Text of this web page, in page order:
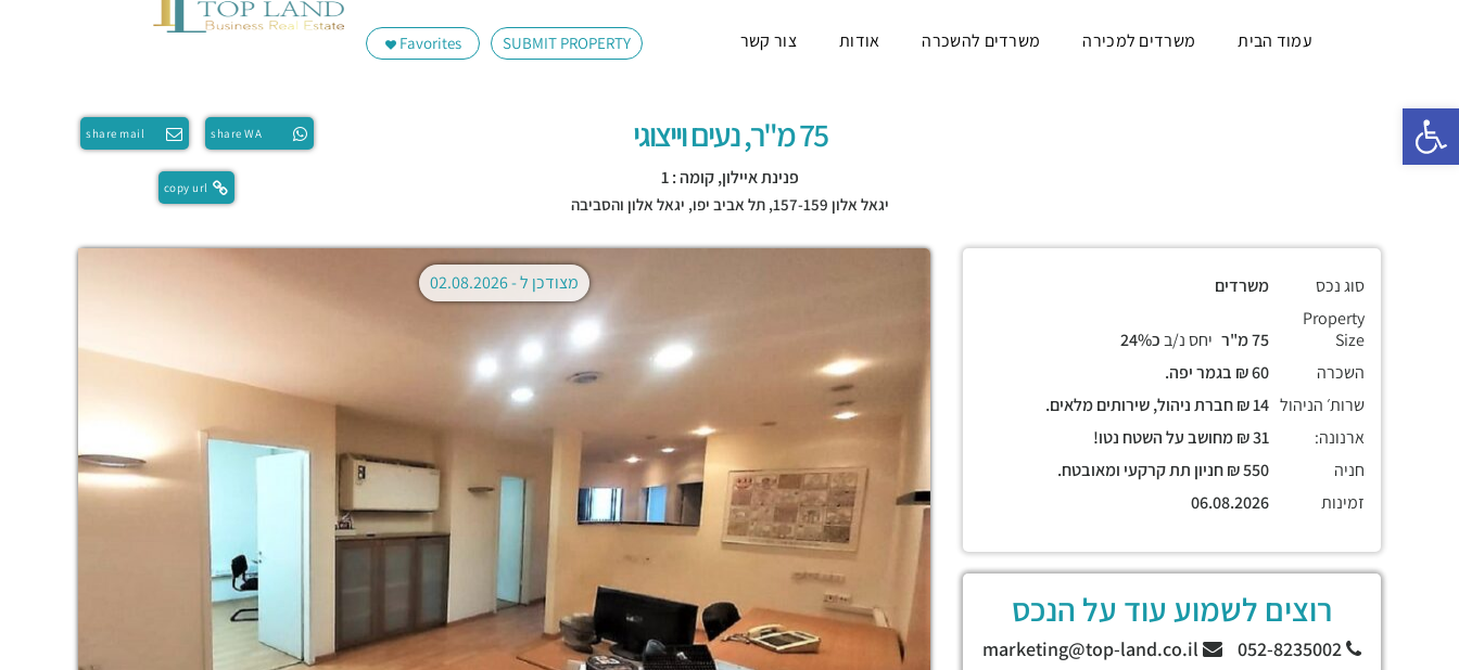
פתח סרגל נגישות
SUBMIT PROPERTY
Favorites עמוד הבית משרדים למכירה משרדים להשכרה אודות צור קשר
share WA
share mail
copy url
75 מ"ר, נעים וייצוגי
פנינת איילון, קומה : 1
יגאל אלון 157-159, תל אביב יפו, יגאל אלון והסביבה
מצודכן ל - סוג נכס
משרדים
Property
Size
יחס נ/בכ24%
השכרה
שרות׳ הניהול
ארנונה:
חניה
זמינות
רוצים לשמוע עוד על הנכס